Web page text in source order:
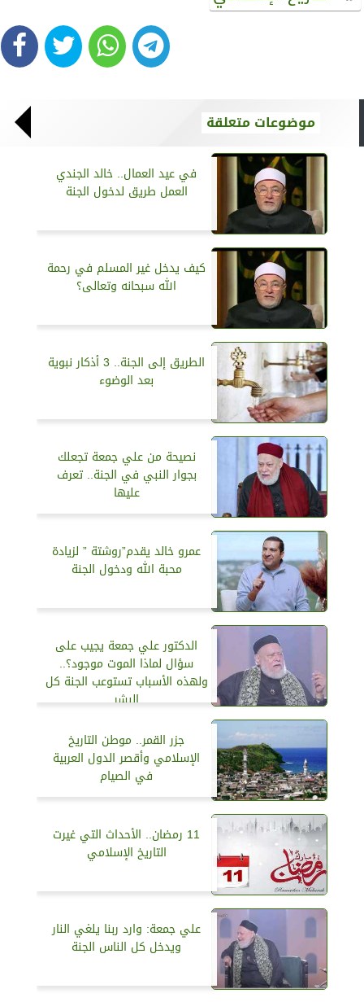
موضوعات متعلقة
في عيد العمال.. خالد الجندي
العمل طريق لدخول الجنة
كيف يدخل غير المسلم في رحمة
الله سبحانه وتعالى؟
الطريق إلى الجنة.. 3 أذكار نبوية
بعد الوضوء
نصيحة من علي جمعة تجعلك
بجوار النبي في الجنة.. تعرف
عليها
عمرو خالد يقدم”روشتة ” لزيادة
محبة الله ودخول الجنة
الدكتور علي جمعة يجيب على
سؤال لماذا الموت موجود؟..
ولهذه الأسباب تستوعب الجنة كل
البشر
جزر القمر.. موطن التاريخ
الإسلامي وأقصر الدول العربية
في الصيام
11 رمضان.. الأحداث التي غيرت
التاريخ الإسلامي
علي جمعة: وارد ربنا يلغي النار
ويدخل كل الناس الجنة